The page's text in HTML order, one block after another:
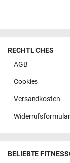
RECHTLICHES
AGB
Cookies
Versandkosten
Widerrufsformular
BELIEBTE